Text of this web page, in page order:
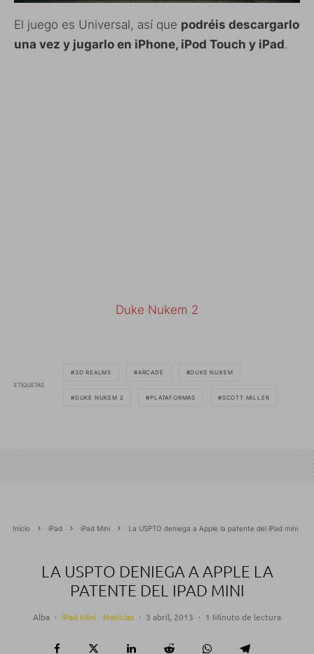
El juego es Universal, así que podréis descargarlo
una vez y jugarlo en iPhone, iPod Touch y iPad.
Duke Nukem 2
ETIQUETAS
3D REALMS ARCADE DUKE NUKEM
DUKE NUKEM 2 PLATAFORMAS SCOTT MILLER
Inicio iPad iPad Mini La USPTO deniega a Apple la patente del iPad mini
LA USPTO DENIEGA A APPLE LA
PATENTE DEL IPAD MINI
Alba · iPad Mini Noticias · 3 abril, 2013 · 1 Minuto de lectura